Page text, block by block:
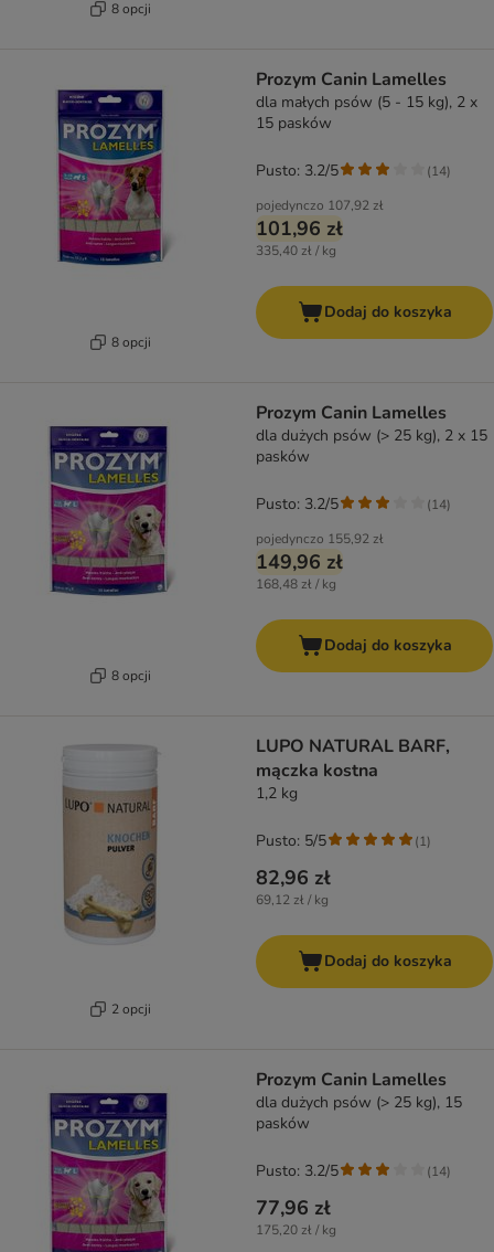
8 opcji
8 opcji
Prozym Canin Lamelles
dla małych psów (5 - 15 kg), 2 x
15 pasków
pojedynczo 107,92 zł
101,96 zł
335,40 zł / kg
Pusto: 3.2/5 (14)
Dodaj do koszyka
8 opcji
Prozym Canin Lamelles
dla dużych psów (> 25 kg), 2 x 15
pasków
pojedynczo 155,92 zł
149,96 zł
168,48 zł / kg
Pusto: 3.2/5 (14)
Dodaj do koszyka
2 opcji
LUPO NATURAL BARF,
mączka kostna
1,2 kg
82,96 zł
69,12 zł / kg
Pusto: 5/5 (1)
Dodaj do koszyka
Prozym Canin Lamelles
dla dużych psów (> 25 kg), 15
pasków
77,96 zł
175,20 zł / kg
Pusto: 3.2/5 (14)